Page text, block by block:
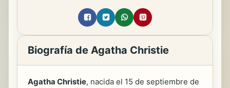
Biografía de Agatha Christie
Agatha Christie, nacida el 15 de septiembre de